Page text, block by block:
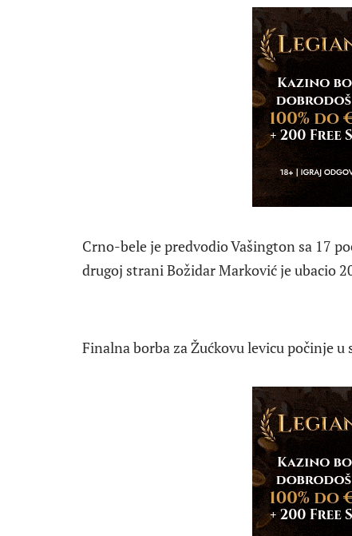
Crno-bele je predvodio Vašington sa 17
drugoj strani Božidar Marković je ubacio
Finalna borba za Žućkovu levicu počinje u